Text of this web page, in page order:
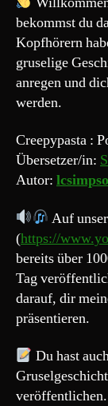
bekommst du
Kopfhörern
gruselige
anregen und
werden.
Creepypasta :
Übersetzer/in:
Autor:
Auf
(https://
bereits über
Tag
darauf, dir
präsentieren.
Du hast